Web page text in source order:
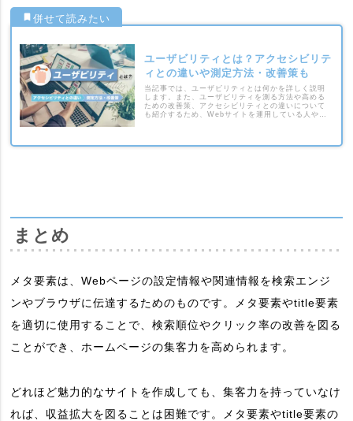
ユーザビリティとは？アクセシビリテ
ィとの違いや測定方法・改善策も
当記事では、ユーザビリティとは何かを詳しく説明
します。また、ユーザビリティを測る方法や高める
ための改善策、アクセシビリティとの違いについて
も紹介するため、Webサイトを運用している人や企
まとめ
メタ要素は、Webページの設定情報や関連情報を検索エンジ
ンやブラウザに伝達するためのものです。メタ要素やtitle要素
を適切に使用することで、検索順位やクリック率の改善を図る
ことができ、ホームページの集客力を高められます。
どれほど魅力的なサイトを作成しても、集客力を持っていなけ
れば、収益拡大を図ることは困難です。メタ要素やtitle要素の